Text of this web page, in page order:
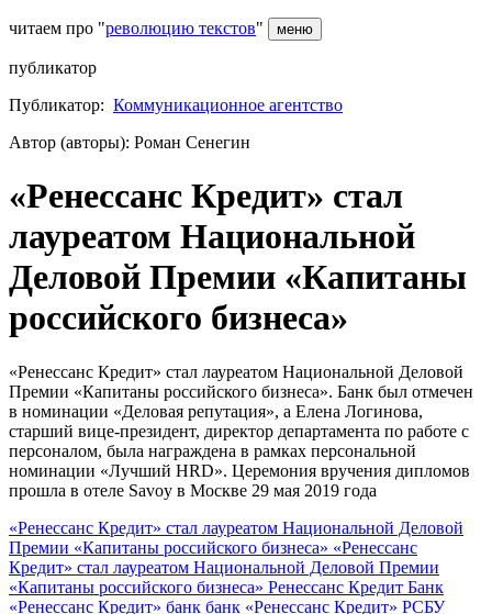
читаем про "революцию текстов" меню
публикатор
Публикатор: Коммуникационное агентство
Автор (авторы): Роман Сенегин
«Ренессанс Кредит» стал
лауреатом Национальной
Деловой Премии «Капитаны
российского бизнеса»
«Ренессанс Кредит» стал лауреатом Национальной Деловой
Премии «Капитаны российского бизнеса». Банк был отмечен
в номинации «Деловая репутация», а Елена Логинова,
старший вице-президент, директор департамента по работе с
персоналом, была награждена в рамках персональной
номинации «Лучший HRD». Церемония вручения дипломов
прошла в отеле Savoy в Москве 29 мая 2019 года
«Ренессанс Кредит» стал лауреатом Национальной Деловой
Премии «Капитаны российского бизнеса» «Ренессанс
Кредит» стал лауреатом Национальной Деловой Премии
«Капитаны российского бизнеса» Ренессанс Кредит Банк
«Ренессанс Кредит» банк банк «Ренессанс Кредит» РСБУ